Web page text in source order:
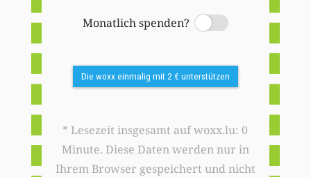
Monatlich spenden?
Switch
Die woxx einmalig mit 2 € unterstützen
* Lesezeit insgesamt auf woxx.lu: 0
Minute. Diese Daten werden nur in
Ihrem Browser gespeichert und nicht